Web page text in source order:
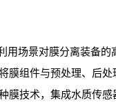
用场景对膜分离装备
膜组件与预处理、后
技术，集成水质传感